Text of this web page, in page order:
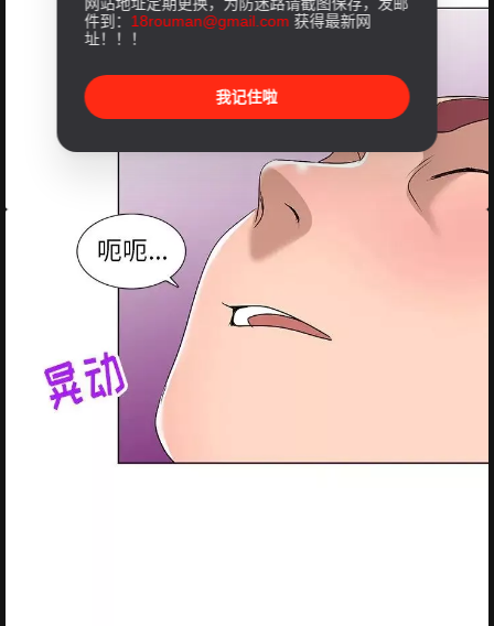
件到： 18rouman@gmail.com 获得最新网
址！！！
我记住啦